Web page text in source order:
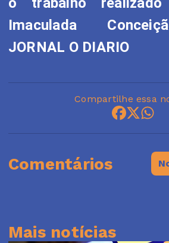
Imaculada
JORNAL O DIARIO
Compartilhe essa
Comentários
Mais notícias